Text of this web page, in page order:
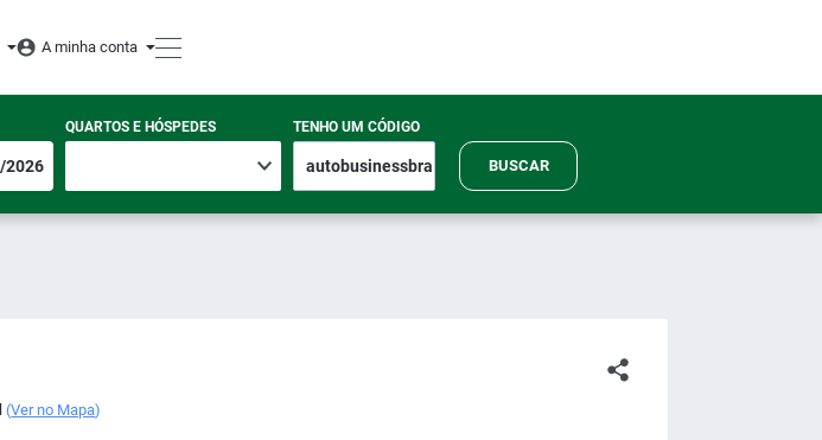
A minha conta
QUARTOS E HÓSPEDES TENHO UM CÓDIGO
BUSCAR
(Ver no Mapa)